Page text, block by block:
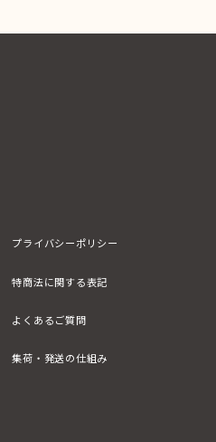
プライバシーポリシー
特商法に関する表記
よくあるご質問
集荷・発送の仕組み